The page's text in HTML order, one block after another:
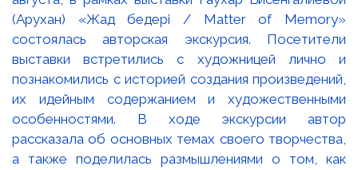
(Арухан) «Жад бедері / Matter of Memory»
состоялась авторская экскурсия. Посетители
выставки встретились с художницей лично и
познакомились с историей создания произведений,
их идейным содержанием и художественными
особенностями. В ходе экскурсии автор
рассказала об основных темах своего творчества,
а также поделилась размышлениями о том, как